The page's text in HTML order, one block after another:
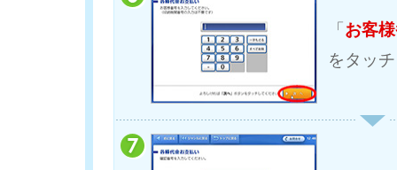
「 お客
をタッチ